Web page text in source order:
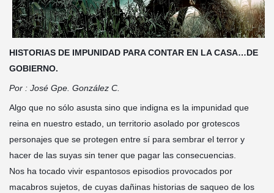
HISTORIAS DE IMPUNIDAD PARA CONTAR EN LA CASA…DE
GOBIERNO.
Por : José Gpe. González C.
Algo que no sólo asusta sino que indigna es la impunidad que
reina en nuestro estado, un territorio asolado por grotescos
personajes que se protegen entre sí para sembrar el terror y
hacer de las suyas sin tener que pagar las consecuencias.
Nos ha tocado vivir espantosos episodios provocados por
macabros sujetos, de cuyas dañinas historias de saqueo de los